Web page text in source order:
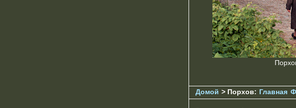
Домой > Порхов: Главная